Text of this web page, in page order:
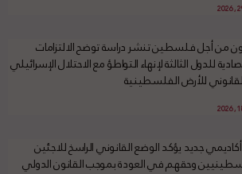
من أجل فلسطين تنشر دراسة توضح الالتزامات
للدول الثالثة لإنهاء التواطؤ مع الاحتلال الإسرائيلي
للأرض الفلسطينية
جديد يؤكد الوضع القانوني الراسخ للاجئين
وحقهم في العودة بموجب القانون الدولي